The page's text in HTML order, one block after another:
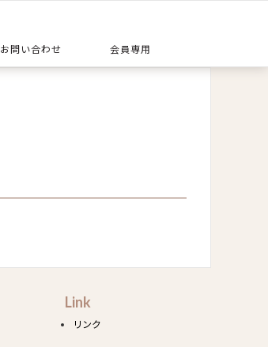
お問い合わせ 会員専用
Link
リンク